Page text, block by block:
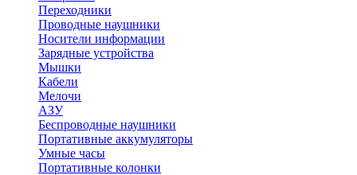
Переходники
Проводные наушники
Носители информации
Зарядные устройства
Мышки
Кабели
Мелочи
АЗУ
Беспроводные наушники
Портативные аккумуляторы
Умные часы
Портативные колонки